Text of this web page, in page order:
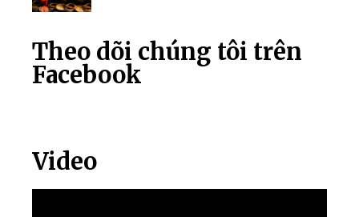
Theo dõi chúng tôi trên
Facebook
Video